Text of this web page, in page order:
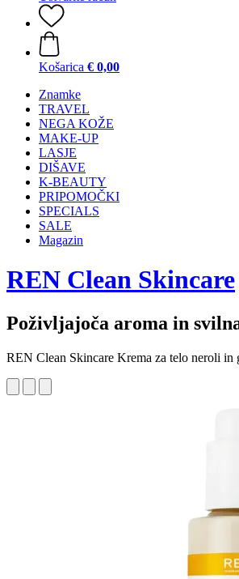
Košarica € 0,00
Znamke
TRAVEL
NEGA KOŽE
MAKE-UP
LASJE
DIŠAVE
K-BEAUTY
PRIPOMOČKI
SPECIALS
SALE
Magazin
REN Clean Skincare
Poživljajoča aroma in
REN Clean Skincare Krema za telo neroli in